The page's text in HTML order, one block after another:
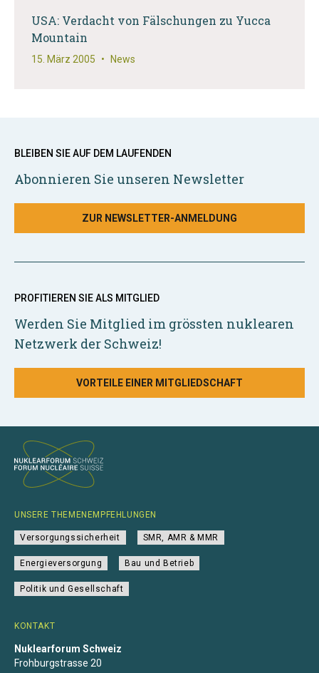
USA: Verdacht von Fälschungen zu Yucca
Mountain
15. März 2005 • News
BLEIBEN SIE AUF DEM LAUFENDEN
Abonnieren Sie unseren Newsletter
ZUR NEWSLETTER-ANMELDUNG
PROFITIEREN SIE ALS MITGLIED
Werden Sie Mitglied im grössten nuklearen
Netzwerk der Schweiz!
VORTEILE EINER MITGLIEDSCHAFT
KONTAKT
Nuklearforum Schweiz
Frohburgstrasse 20
UNSERE THEMENEMPFEHLUNGEN
Versorgungssicherheit SMR, AMR & MMR
Energieversorgung Bau und Betrieb
Politik und Gesellschaft